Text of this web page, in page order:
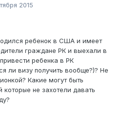
2015
ребенок в США и имеет
граждане РК и выехали в
ребенка в РК
ли визу получить вообще?)? Не
Какие могут быть
которые не захотели давать